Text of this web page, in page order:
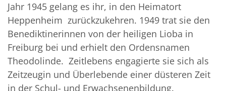
Jahr 1945 gelang es ihr, in den Heimatort
Heppenheim zurückzukehren. 1949 trat sie den
Benediktinerinnen von der heiligen Lioba in
Freiburg bei und erhielt den Ordensnamen
Theodolinde. Zeitlebens engagierte sie sich als
Zeitzeugin und Überlebende einer düsteren Zeit
in der Schul- und Erwachsenenbildung.